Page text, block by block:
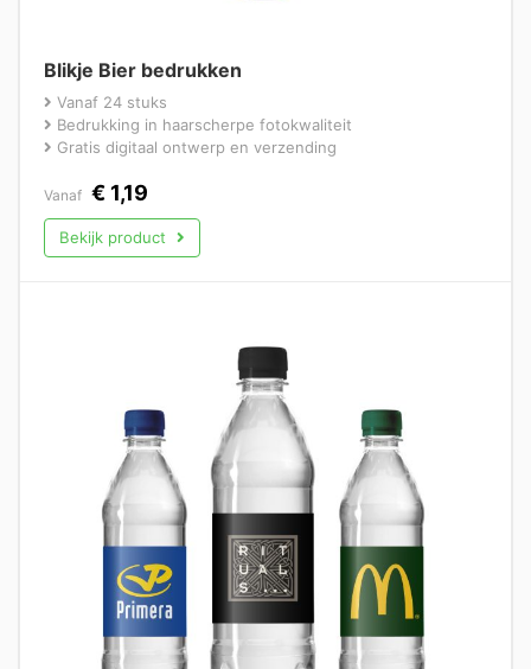
Blikje Bier bedrukken
Vanaf 24 stuks
Bedrukking in haarscherpe fotokwaliteit
Gratis digitaal ontwerp en verzending
Vanaf € 1,19
Bekijk product